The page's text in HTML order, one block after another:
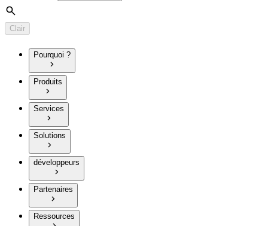
Rechercher
Clair
Pourquoi ?
Produits
Services
Solutions
développeurs
Partenaires
Ressources